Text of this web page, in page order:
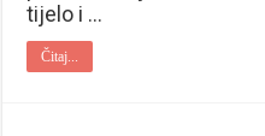
tijelo i …
Čitaj...